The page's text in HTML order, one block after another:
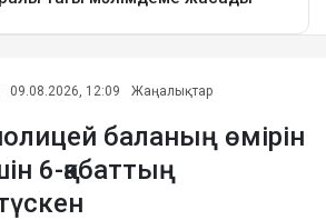
09.08.2026, 12:09 Жаңалықтар
баланың өмірін
6-қабаттың